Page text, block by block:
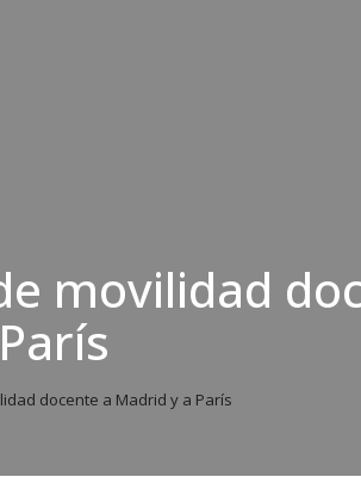
movilidad
docente a Madrid y a París